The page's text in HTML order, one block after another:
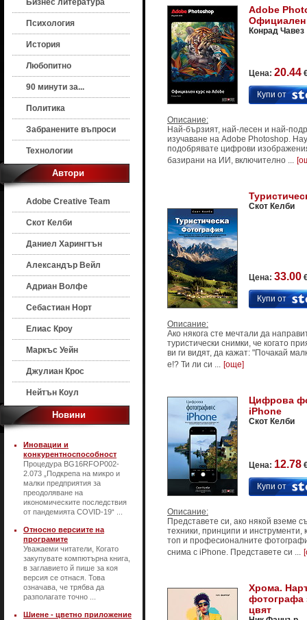
Бизнес литература
Психология
История
Любопитно
90 минути за...
Политика
Забранените въпроси
Технологии
Автори
Adobe Creative Team
Скот Келби
Даниел Харингтън
Александър Вейл
Адриан Волфе
Себастиан Норт
Елиас Кроу
Маркъс Уейн
Джулиан Крос
Нейтън Коул
Новини
Иновации и
конкурентноспособност
Процедура BG16RFOP002-
2.073 „Подкрепа на микро и
малки предприятия за
преодоляване на
икономическите последствия
от пандемията COVID-19“ ...
Относно версиите на
програмите
Уважаеми читатели, Когато
закупувате компютърна книга,
в заглавието й пише за коя
версия се отнася. Това
означава, че трябва да
разполагате точно ...
Шиене - цветно приложение
Adobe
Официален
Конрад Чавез
Цена: 20.44
Купи от
Описание:
Най-бързият, най-лесен и най-
изучаване на Adobe Photoshop.
подобрявате цифрови
базирани на ИИ, включително ...
Скот Келби
Цена: 33.00
Купи от
Описание:
Ако някога сте мечтали да
туристически снимки, че когато
ви ги видят, да кажат: "Почакай
е!? Ти ли си ... [още]
Цифрова
iPhone
Скот Келби
Цена: 12.78
Купи от
Описание:
Представете си, ако някой вземе
техники, принципи и инструменти,
топ и професионалните
снима с iPhone. Представете си ...
Хрома.
фотографа
цвят